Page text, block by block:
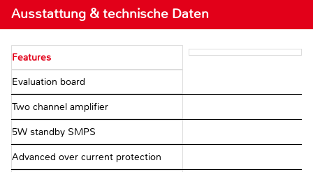
Ausstattung & technische Daten
Features
Evaluation board
Two channel amplifier
5W standby SMPS
Advanced over current protection